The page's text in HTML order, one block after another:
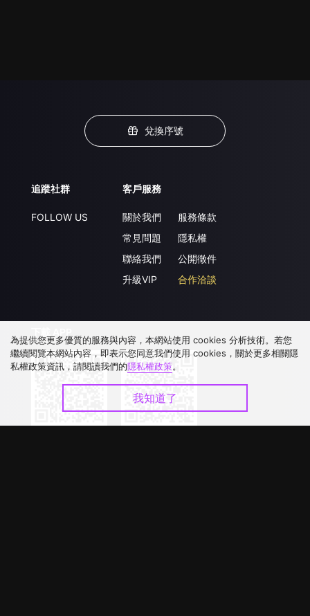
兌換序號
追蹤社群
FOLLOW US
客戶服務
關於我們
常見問題
聯絡我們
升級VIP
服務條款
隱私權
公開徵件
合作洽談
為提供您更多優質的服務與內容，本網站使用 cookies 分析技術。若您
繼續閱覽本網站內容，即表示您同意我們使用 cookies，關於更多相關隱
私權政策資訊，請閱讀我們的隱私權政策。
我知道了